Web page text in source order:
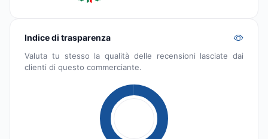
Indice di trasparenza
Valuta tu stesso la qualità delle recensioni lasciate dai
clienti di questo commerciante.